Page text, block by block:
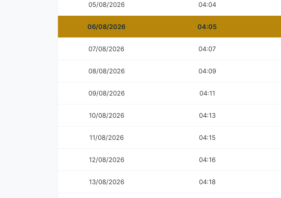
05/08/2026 04:04
06/08/2026 04:05
07/08/2026 04:07
08/08/2026 04:09
09/08/2026 04:11
10/08/2026 04:13
11/08/2026 04:15
12/08/2026 04:16
13/08/2026 04:18